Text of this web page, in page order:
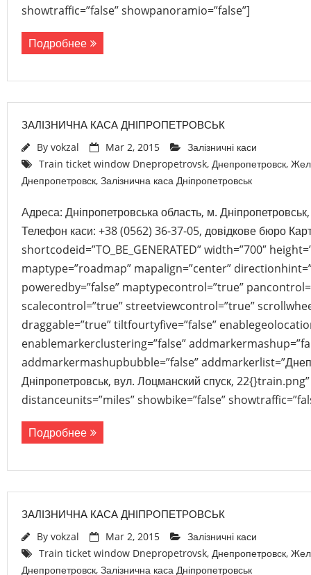
showtraffic=”false” showpanoramio=”false”]
Подробнее
ЗАЛІЗНИЧНА КАСА ДНІПРОПЕТРОВСЬК
By vokzal Mar 2, 2015
Залізничні каси
Train ticket window Dnepropetrovsk, Днепропетровск,
Днепропетровск, Залізнична каса Дніпропетровськ
Адреса: Дніпропетровська область, м.
Телефон каси: +38 (0562) 36-37-05, довідкове бюро
shortcodeid=”TO_BE_GENERATED” width=”700″
maptype=”roadmap” mapalign=”center”
poweredby=”false” maptypecontrol=”true”
scalecontrol=”true” streetviewcontrol=”true”
draggable=”true” tiltfourtyfive=”false”
enablemarkerclustering=”false”
addmarkermashupbubble=”false”
Дніпропетровськ, вул. Лоцманский спуск,
distanceunits=”miles” showbike=”false”
Подробнее
ЗАЛІЗНИЧНА КАСА ДНІПРОПЕТРОВСЬК
By vokzal Mar 2, 2015
Залізничні каси
Train ticket window Dnepropetrovsk, Днепропетровск,
Днепропетровск, Залізнична каса Дніпропетровськ